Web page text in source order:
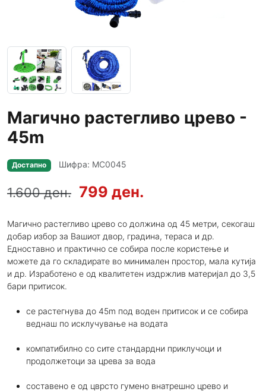
Магично растегливо црево -
45m
Достапно Шифра: MC0045
1.600 ден. 799 ден.
Магично растегливо црево со должина од 45 метри, секогаш
добар избор за Вашиот двор, градина, тераса и др.
Едноставно и практично се собира после користење и
можете да го складирате во минимален простор, мала кутија
и др. Изработено е од квалитетен издржлив материјал до 3,5
бари притисок.
се растегнува до 45m под воден притисок и се собира
веднаш по исклучување на водата
компатибилно со сите стандардни приклучоци и
продолжетоци за црева за вода
составено е од цврсто гумено внатрешно црево и